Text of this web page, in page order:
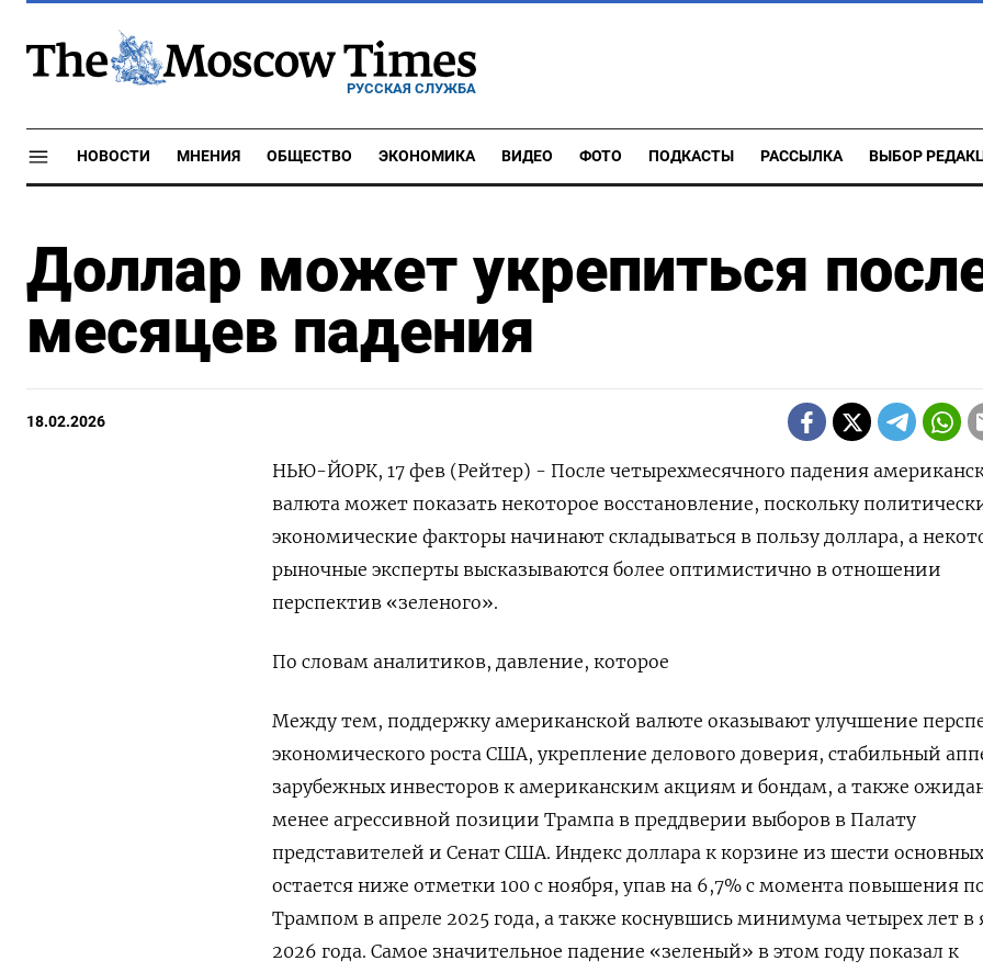
РУССКАЯ СЛУЖБА
НОВОСТИ МНЕНИЯ ОБЩЕСТВО ЭКОНОМИКА ВИДЕО ФОТО ПОДКАСТЫ РАССЫЛКА ВЫБОР
Доллар может укрепиться
месяцев падения
18.02.2026
НЬЮ-ЙОРК, 17 фев (Рейтер) - После четырехмесячного падения
валюта может показать некоторое восстановление, поскольку
экономические факторы начинают складываться в пользу доллара, а
рыночные эксперты высказываются более оптимистично в отношении
перспектив «зеленого».
По словам аналитиков, давление, которое
Между тем, поддержку американской валюте оказывают улучшение
экономического роста США, укрепление делового доверия, стабильный
зарубежных инвесторов к американским акциям ‌и бондам, а также
менее агрессивной позиции Трампа в преддверии выборов в Палату
представителей и Сенат США. Индекс доллара к корзине из шести
остается ниже отметки 100 с ноября, упав на 6,7% с момента повышения
Трампом в апреле 2025 года, а также коснувшись минимума четырех лет в
2026 года. ​Самое значительное падение «зеленый» в этом году показал ​к